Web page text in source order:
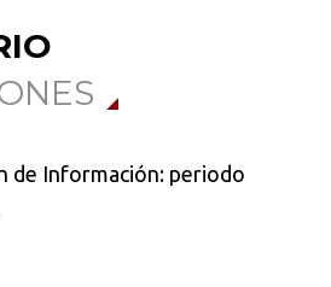
de Información: periodo